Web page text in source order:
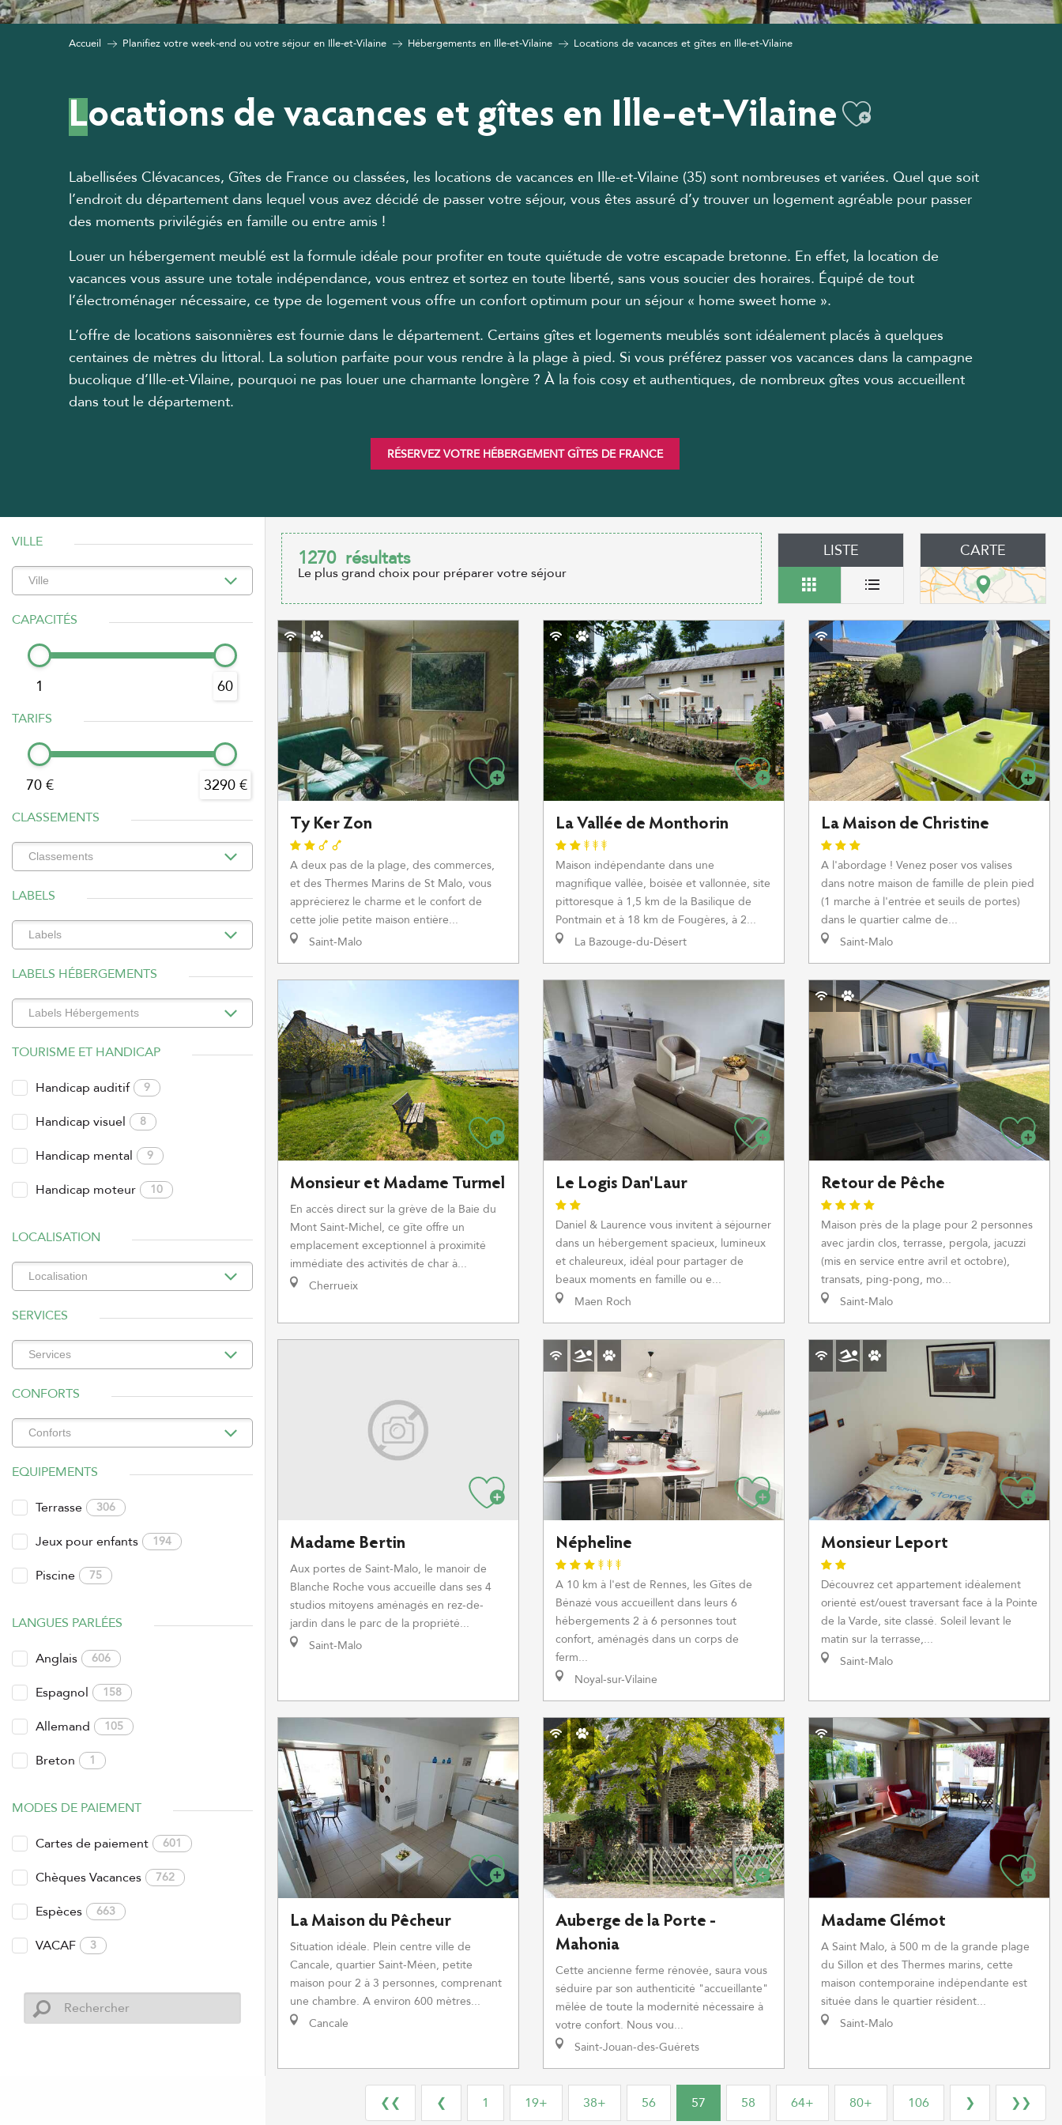
Accueil Planifiez votre week-end ou votre séjour en Ille-et-Vilaine Hébergements en Ille-et-Vilaine Locations de vacances et gîtes en Ille-et-Vilaine
Locations de vacances et gîtes en Ille-et-VilaineAjouter aux
Labellisées Clévacances, Gîtes de France ou classées, les locations de vacances en Ille-et-Vilaine (35) sont nombreuses et variées. Quel que soit
l’endroit du département dans lequel vous avez décidé de passer votre séjour, vous êtes assuré d’y trouver un logement agréable pour passer
des moments privilégiés en famille ou entre amis !
Louer un hébergement meublé est la formule idéale pour profiter en toute quiétude de votre escapade bretonne. En effet, la location de
vacances vous assure une totale indépendance, vous entrez et sortez en toute liberté, sans vous soucier des horaires. Équipé de tout
l’électroménager nécessaire, ce type de logement vous offre un confort optimum pour un séjour « home sweet home ».
L’offre de locations saisonnières est fournie dans le département. Certains gîtes et logements meublés sont idéalement placés à quelques
centaines de mètres du littoral. La solution parfaite pour vous rendre à la plage à pied. Si vous préférez passer vos vacances dans la campagne
bucolique d’Ille-et-Vilaine, pourquoi ne pas louer une charmante longère ? À la fois cosy et authentiques, de nombreux gîtes vous accueillent
dans tout le département.
RÉSERVEZ VOTRE HÉBERGEMENT GÎTES DE FRANCE
VILLE
CAPACITÉS
1 60
TARIFS
70 € 3290 €
CLASSEMENTS
LABELS
LABELS HÉBERGEMENTS
TOURISME ET HANDICAP
Handicap auditif 9
Handicap visuel 8
Handicap mental 9
Handicap moteur 10
LOCALISATION
SERVICES
CONFORTS
EQUIPEMENTS
Terrasse 306
Jeux pour enfants 194
Piscine 75
LANGUES PARLÉES
Anglais 606
Espagnol 158
Allemand 105
Breton 1
MODES DE PAIEMENT
Cartes de paiement 601
Chèques Vacances 762
Espèces 663
VACAF 3
1270 résultats
Le plus grand choix pour préparer votre séjour
LISTE CARTE
Ty Ker Zon
A deux pas de la plage, des commerces,
et des Thermes Marins de St Malo, vous
apprécierez le charme et le confort de
cette jolie petite maison entière...
Saint-Malo
La Vallée de Monthorin
Maison indépendante dans une
magnifique vallée, boisée et vallonnée, site
pittoresque à 1,5 km de la Basilique de
Pontmain et à 18 km de Fougères, à 2...
La Bazouge-du-Désert
La Maison de Christine
A l'abordage ! Venez poser vos valises
dans notre maison de famille de plein pied
(1 marche à l'entrée et seuils de portes)
dans le quartier calme de...
Saint-Malo
Monsieur et Madame Turmel
En accès direct sur la grève de la Baie du
Mont Saint-Michel, ce gîte offre un
emplacement exceptionnel à proximité
immédiate des activités de char à...
Cherrueix
Le Logis Dan'Laur
Daniel & Laurence vous invitent à séjourner
dans un hébergement spacieux, lumineux
et chaleureux, idéal pour partager de
beaux moments en famille ou e...
Maen Roch
Retour de Pêche
Maison près de la plage pour 2 personnes
avec jardin clos, terrasse, pergola, jacuzzi
(mis en service entre avril et octobre),
transats, ping-pong, mo...
Saint-Malo
Madame Bertin
Aux portes de Saint-Malo, le manoir de
Blanche Roche vous accueille dans ses 4
studios mitoyens aménagés en rez-de-
jardin dans le parc de la propriété...
Saint-Malo
Népheline
A 10 km à l'est de Rennes, les Gîtes de
Bénazé vous accueillent dans leurs 6
hébergements 2 à 6 personnes tout
confort, aménagés dans un corps de
ferm...
Noyal-sur-Vilaine
Monsieur Leport
Découvrez cet appartement idéalement
orienté est/ouest traversant face à la Pointe
de la Varde, site classé. Soleil levant le
matin sur la terrasse,...
Saint-Malo
La Maison du Pêcheur
Situation idéale. Plein centre ville de
Cancale, quartier Saint-Méen, petite
maison pour 2 à 3 personnes, comprenant
une chambre. A environ 600 mètres...
Cancale
Auberge de la Porte -
Mahonia
Cette ancienne ferme rénovée, saura vous
séduire par son authenticité "accueillante"
mêlée de toute la modernité nécessaire à
votre confort. Nous vou...
Saint-Jouan-des-Guérets
Madame Glémot
A Saint Malo, à 500 m de la grande plage
du Sillon et des Thermes marins, cette
maison contemporaine indépendante est
située dans le quartier résident...
Saint-Malo
❮❮ ❮ 1 19+ 38+ 56 57 58 64+ 80+ 106 ❯ ❯❯